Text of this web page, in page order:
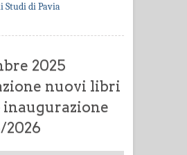
Studi di Pavia
2025
nuovi libri
inaugurazione
2026